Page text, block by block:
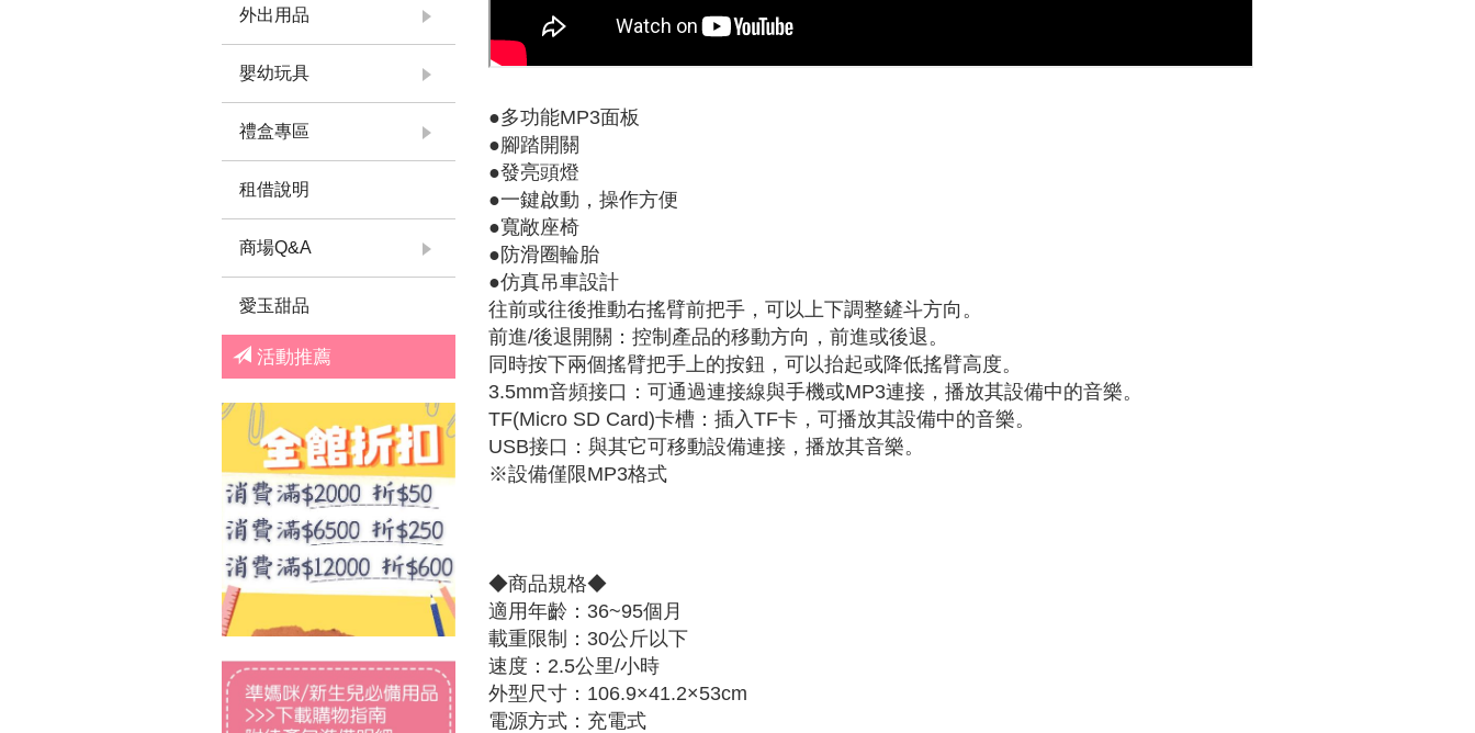
外出用品
嬰幼玩具
禮盒專區
租借說明
商場Q&A
愛玉甜品
活動推薦
●多功能MP3面板
●腳踏開關
●發亮頭燈
●一鍵啟動，操作方便
●寬敞座椅
●防滑圈輪胎
●仿真吊車設計
往前或往後推動右搖臂前把手，可以上下調整鏟斗方向。
前進/後退開關：控制產品的移動方向，前進或後退。
同時按下兩個搖臂把手上的按鈕，可以抬起或降低搖臂高度。
3.5mm音頻接口：可通過連接線與手機或MP3連接，播放其設備中的音樂。
TF(Micro SD Card)卡槽：插入TF卡，可播放其設備中的音樂。
USB接口：與其它可移動設備連接，播放其音樂。
※設備僅限MP3格式
◆商品規格◆
適用年齡：36~95個月
載重限制：30公斤以下
速度：2.5公里/小時
外型尺寸：106.9×41.2×53cm
電源方式：充電式